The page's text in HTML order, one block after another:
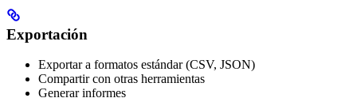
Exportación
Exportar a formatos estándar (CSV, JSON)
Compartir con otras herramientas
Generar informes